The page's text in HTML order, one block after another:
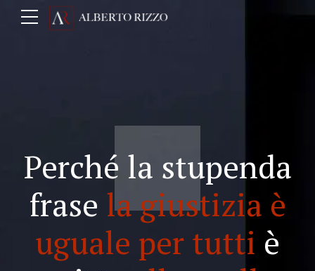
Perché la stupenda
frase la giustizia è
uguale per tutti è